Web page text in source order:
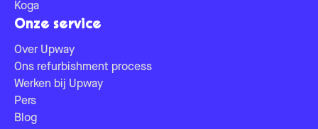
Koga
Onze service
Over Upway
Ons refurbishment process
Werken bij Upway
Pers
Blog